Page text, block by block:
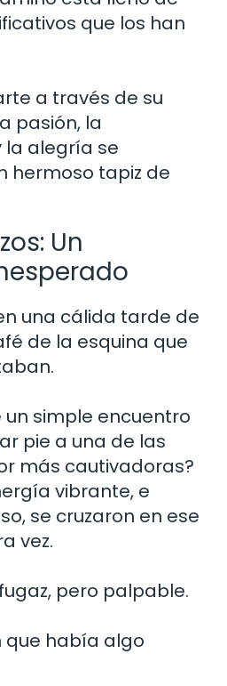
que los han
a través de su
pasión, la
la alegría se
hermoso tapiz de
Un
una cálida tarde de
de la esquina que
un simple encuentro
pie a una de las
más cautivadoras?
vibrante, e
se cruzaron en ese
vez.
pero palpable.
que había algo